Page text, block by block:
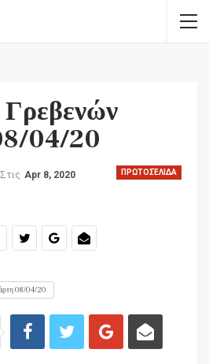
04/20
ΠΡΩΤΟΣΈΛΙΔΑ
Στις Apr 8, 2020
08/04/20